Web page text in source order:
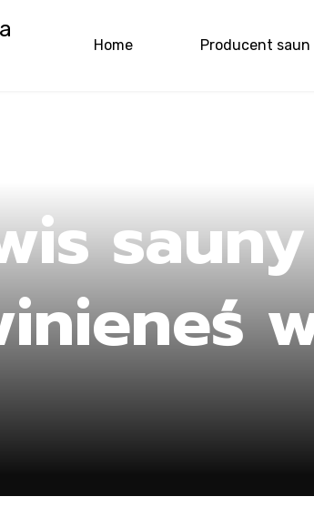
Home Producent saun